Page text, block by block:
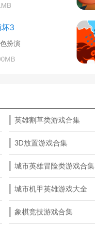
坏3
扮演
英雄割草类游戏合集
3D放置游戏合集
城市英雄冒险类游戏合集
城市机甲英雄游戏大全
象棋竞技游戏合集